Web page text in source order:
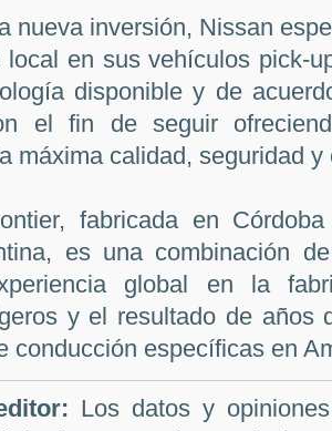
nueva inversión, Nissan
local en sus vehículos pick-
disponible y de
el fin de seguir
máxima calidad, seguridad y
fabricada en
es una combinación
global en la
y el resultado de años
conducción específicas en
Los datos y